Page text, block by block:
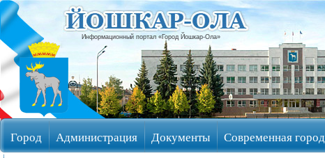
Информационный портал «Город Йошкар-Ола»
Город Администрация Документы Современная